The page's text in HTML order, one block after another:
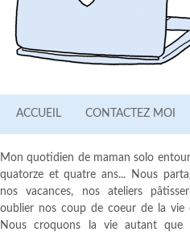
ACCUEIL CONTACTEZ MOI
Mon quotidien de maman solo
quatorze et quatre ans... Nous
nos vacances, nos ateliers
oublier nos coup de coeur de la vie
Nous croquons la vie autant que